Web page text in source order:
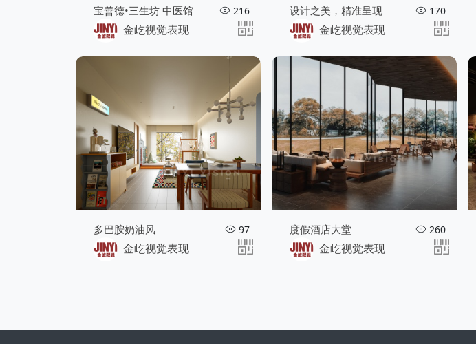
宝善德•三生坊 中医馆 216
金屹视觉表现
设计之美，精准呈现 170
金屹视觉表现
多巴胺奶油风 97
金屹视觉表现
度假酒店大堂 260
金屹视觉表现